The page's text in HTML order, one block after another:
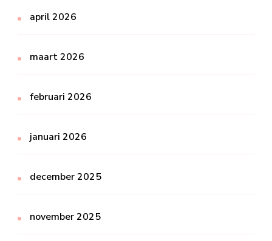
april 2026
maart 2026
februari 2026
januari 2026
december 2025
november 2025